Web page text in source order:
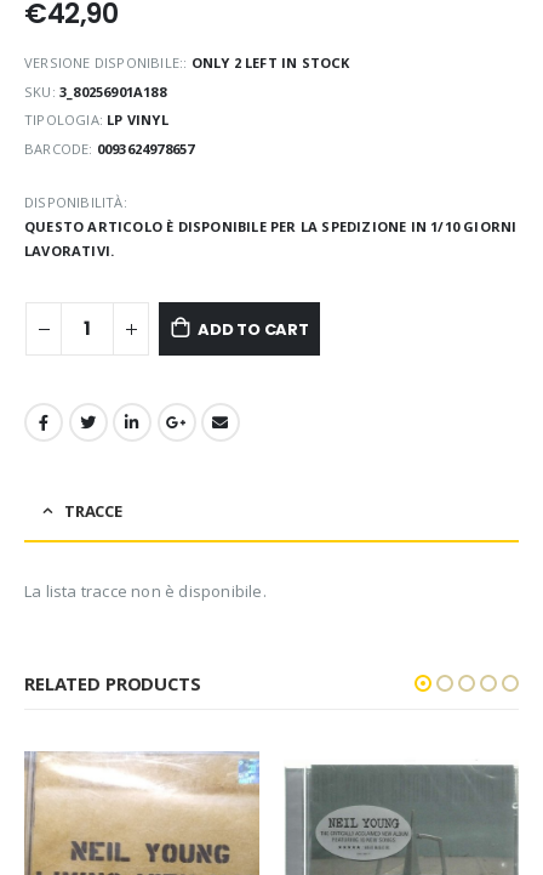
€42,90
VERSIONE DISPONIBILE:: ONLY 2 LEFT IN STOCK
SKU: 3_80256901A188
TIPOLOGIA: LP VINYL
BARCODE: 0093624978657
DISPONIBILITÀ:
QUESTO ARTICOLO È DISPONIBILE PER LA SPEDIZIONE IN 1/10 GIORNI
LAVORATIVI.
ADD TO CART
TRACCE
La lista tracce non è disponibile.
RELATED PRODUCTS